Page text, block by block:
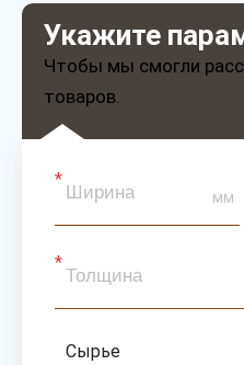
Укажите
Чтобы мы смогли
товаров.
мм
Сырье